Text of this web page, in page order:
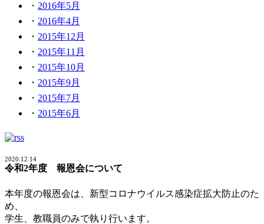
2016年5月
2016年4月
2015年12月
2015年11月
2015年10月
2015年9月
2015年7月
2015年6月
2020.12.14
令和2年度 報恩会について
本年度の報恩会は、新型コロナウイルス感染症拡大防止のた
め、
学生、教職員のみで執り行います。